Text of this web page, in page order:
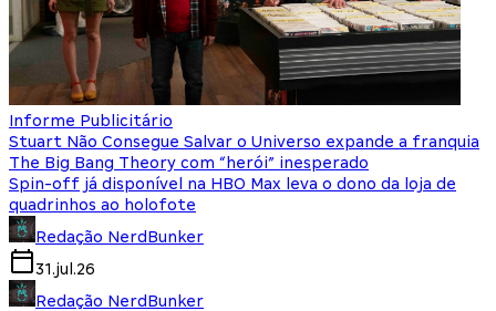
Informe Publicitário
Stuart Não Consegue Salvar o Universo expande a franquia
The Big Bang Theory com “herói” inesperado
Spin-off já disponível na HBO Max leva o dono da loja de
quadrinhos ao holofote
Redação NerdBunker
31.jul.26
Redação NerdBunker